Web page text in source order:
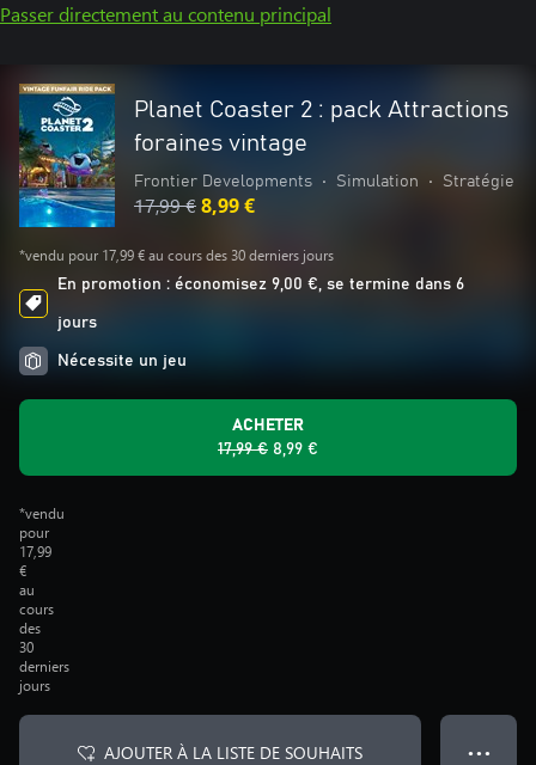
Passer directement au contenu principal
Planet Coaster 2 : pack Attractions
foraines vintage
Frontier Developments • Simulation • Stratégie
17,99 €8,99 €
*vendu pour 17,99 € au cours des 30 derniers jours
En promotion : économisez 9,00 €, se termine dans 6
jours
Nécessite un jeu
ACHETER
17,99 € 8,99 €
*vendu
pour
17,99
€
au
cours
des
30
derniers
jours
AJOUTER À LA LISTE DE SOUHAITS ● ● ●